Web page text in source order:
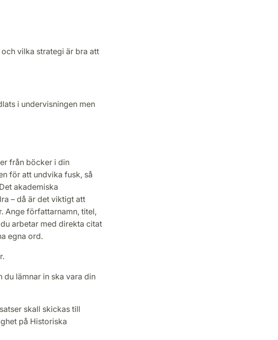
vilka strategi är bra att
i undervisningen men
från böcker i din
för att undvika fusk, så
akademiska
– då är det viktigt att
Ange författarnamn, titel,
arbetar med direkta citat
egna ord.
du lämnar in ska vara din
skall skickas till
på Historiska